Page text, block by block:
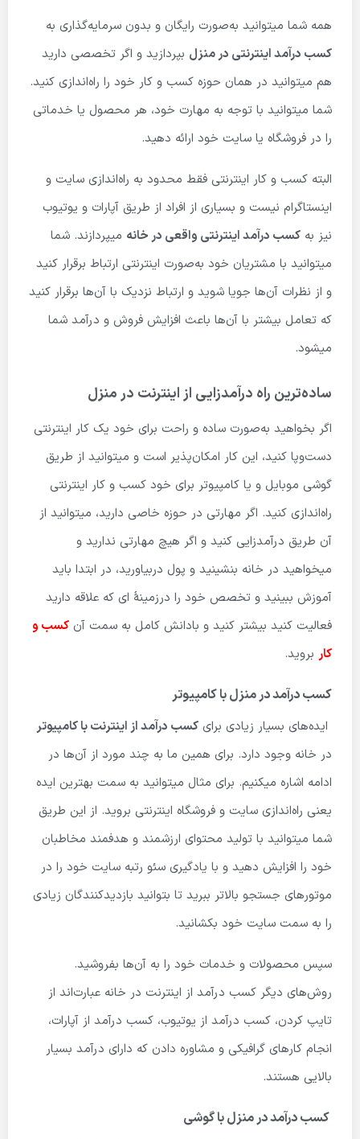
همه شما میتوانید به‌صورت رایگان و بدون سرمایه‌گذاری به
کسب درآمد اینترنتی در منزل بپردازید و اگر تخصصی دارید
هم میتوانید در همان حوزه کسب و کار خود را راه‌اندازی کنید.
شما میتوانید با توجه به مهارت خود، هر محصول یا خدماتی
را در فروشگاه یا سایت خود ارائه دهید.
البته کسب و کار اینترنتی فقط محدود به راه‌اندازی سایت و
اینستاگرام نیست و بسیاری از افراد از طریق آپارات و یوتیوب
نیز به کسب درآمد اینترنتی واقعی در خانه میپردازند. شما
میتوانید با مشتریان خود به‌صورت اینترنتی ارتباط برقرار کنید
و از نظرات آن‌ها جویا شوید و ارتباط نزدیک با آن‌ها برقرار کنید
که تعامل بیشتر با آن‌ها باعث افزایش فروش و درآمد شما
میشود.
ساده‌ترین راه درآمدزایی از اینترنت در منزل
اگر بخواهید به‌صورت ساده و راحت برای خود یک کار اینترنتی
دست‌وپا کنید، این کار امکان‌پذیر است و میتوانید از طریق
گوشی موبایل و یا کامپیوتر برای خود کسب و کار اینترنتی
راه‌اندازی کنید. اگر مهارتی در حوزه خاصی دارید، میتوانید از
آن طریق درآمدزایی کنید و اگر هیچ مهارتی ندارید و
میخواهید در خانه‌ بنشینید و پول دربیاورید، در ابتدا باید
آموزش ببینید و تخصص خود را درزمینهٔ ای که علاقه دارید
فعالیت کنید بیشتر کنید و بادانش کامل به سمت آن کسب و
کار بروید.
کسب درآمد در منزل با کامپیوتر
ایده‌های بسیار زیادی برای کسب درآمد از اینترنت با کامپیوتر
در خانه وجود دارد. برای همین ما به چند مورد از آن‌ها در
ادامه اشاره میکنیم. برای مثال میتوانید به سمت بهترین ایده
یعنی راه‌اندازی سایت و فروشگاه اینترنتی بروید. از این طریق
شما میتوانید با تولید محتوای ارزشمند و هدفمند مخاطبان
خود را افزایش دهید و با یادگیری سئو رتبه سایت خود را در
موتورهای جستجو بالاتر ببرید تا بتوانید بازدیدکنندگان زیادی
را به سمت سایت خود بکشانید.
سپس محصولات و خدمات خود را به آن‌ها بفروشید.
روش‌های دیگر کسب درآمد از اینترنت در خانه عبارت‌اند از
تایپ کردن، کسب درآمد از یوتیوب، کسب درآمد از آپارات،
انجام کارهای گرافیکی و مشاوره دادن که دارای درآمد بسیار
بالایی هستند.
کسب درآمد در منزل با گوشی